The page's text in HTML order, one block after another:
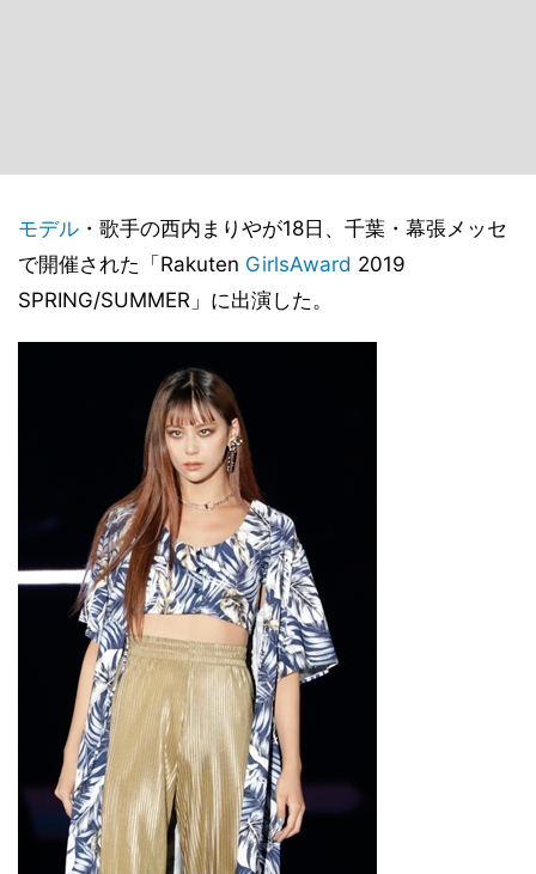
モデル ・歌手の西内まりやが18日、千葉・幕張メッセ
で開催された「Rakuten GirlsAward 2019
SPRING/SUMMER」に出演した。